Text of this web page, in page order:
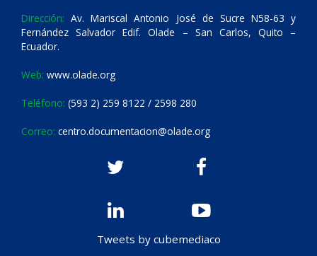
Dirección: Av. Mariscal Antonio José de Sucre N58-63 y
Fernández Salvador Edif. Olade – San Carlos, Quito –
Ecuador.
Web: www.olade.org
Teléfono: (593 2) 259 8122 / 2598 280
Correo: centro.documentacion@olade.org
Tweets by cubemediaco